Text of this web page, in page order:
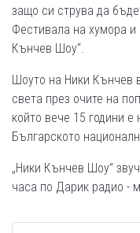
защо си струва да
Фестивала на хумора и
Кънчев Шоу“.
Шоуто на Ники Кънчев
света през очите на
който вече 15 години
Българското
„Ники Кънчев Шоу”
часа по Дарик радио -